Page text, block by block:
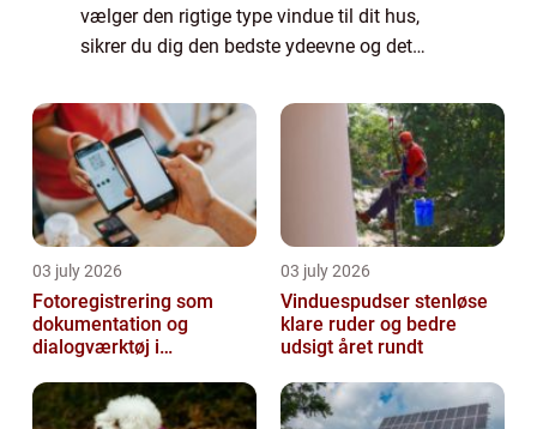
vælger den rigtige type vindue til dit hus,
sikrer du dig den bedste ydeevne og det
du holder dig inden for dit budget. ...
03 july 2026
Fotoregistrering som
dokumentation og
dialogværktøj i
03 july 2026
Vinduespudser stenløse
klare ruder og bedre
udsigt året rundt